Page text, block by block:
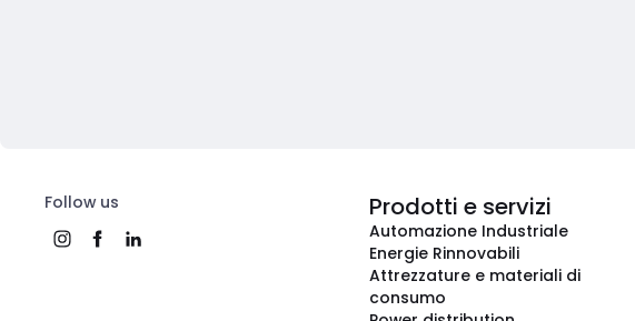
Follow us Prodotti e servizi
Automazione Industriale
Energie Rinnovabili
Attrezzature e materiali di
consumo